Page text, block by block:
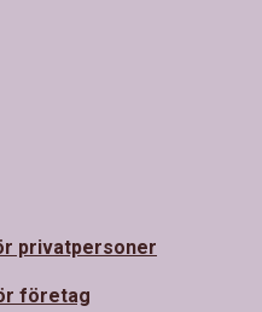
privatpersoner
företag